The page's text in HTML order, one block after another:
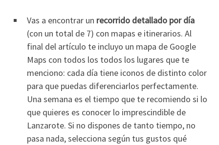
Vas a encontrar un recorrido detallado por día
(con un total de 7) con mapas e itinerarios. Al
final del artículo te incluyo un mapa de Google
Maps con todos los todos los lugares que te
menciono: cada día tiene iconos de distinto color
para que puedas diferenciarlos perfectamente.
Una semana es el tiempo que te recomiendo si lo
que quieres es conocer lo imprescindible de
Lanzarote. Si no dispones de tanto tiempo, no
pasa nada, selecciona según tus gustos qué